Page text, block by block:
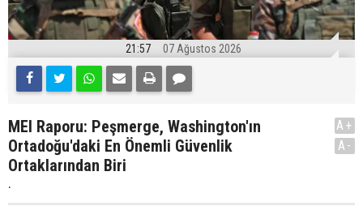
21:57 07 Ağustos 2026
MEI Raporu: Peşmerge, Washington'ın
Ortadoğu'daki En Önemli Güvenlik
Ortaklarından Biri
.
A+
A-